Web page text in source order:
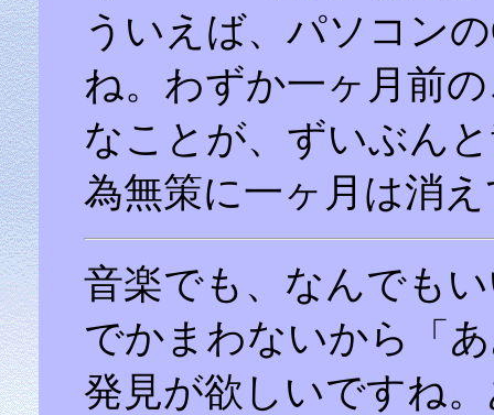
ういえば、パソコン
ね。わずか一ヶ月前
なことが、ずいぶん
為無策に一ヶ月は消
音楽でも、なんでも
でかまわないから「
発見が欲しいですね